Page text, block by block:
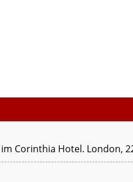
Corinthia Hotel. London,